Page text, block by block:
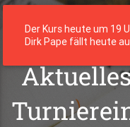
Der Kurs heute um 19
Dirk Pape fällt heute
menu